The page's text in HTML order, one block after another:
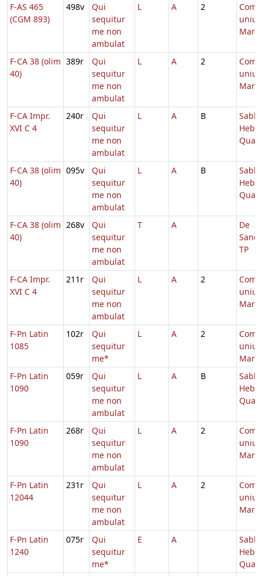
F-AS 465
(CGM 893)
498v
Qui
sequitur
me non
ambulat
L A 2
unius
F-CA 38 (olim
40)
389r
Qui
sequitur
me non
ambulat
L A 2
unius
F-CA Impr.
XVI C 4
240r
Qui
sequitur
me non
ambulat
L A B
Sabb.
F-CA 38 (olim
40)
095v
Qui
sequitur
me non
ambulat
L A B
Sabb.
F-CA 38 (olim
40)
268v
Qui
sequitur
me non
ambulat
T A
De
TP
F-CA Impr.
XVI C 4
211r
Qui
sequitur
me non
ambulat
L A 2
unius
F-Pn Latin
1085
102r
Qui
sequitur
me*
L A 2
unius
F-Pn Latin
1090
059r
Qui
sequitur
me non
ambulat
L A B
Sabb.
F-Pn Latin
1090
268r
Qui
sequitur
me non
ambulat
L A 2
unius
F-Pn Latin
12044
231r
Qui
sequitur
me non
ambulat
L A 2
unius
F-Pn Latin
1240
075r
Qui
sequitur
me*
E A
Sabb.